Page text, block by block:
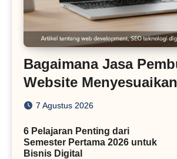
Bagaimana Jasa
Website
dengan Algoritma SEO
7 Agustus 2026
6 Pelajaran Penting dari
Semester Pertama 2026 untuk
Bisnis Digital